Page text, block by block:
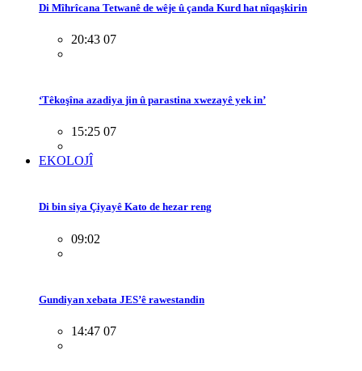
Di Mîhrîcana Tetwanê de wêje û çanda Kurd hat nîqaşkirin
20:43 07
‘Têkoşîna azadiya jin û parastina xwezayê yek in’
15:25 07
EKOLOJÎ
Di bin siya Çiyayê Kato de hezar reng
09:02
Gundiyan xebata JES’ê rawestandin
14:47 07